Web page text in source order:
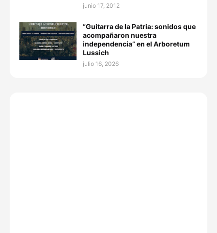
junio 17, 2012
“Guitarra de la Patria: sonidos que
acompañaron nuestra
independencia” en el Arboretum
Lussich
julio 16, 2026